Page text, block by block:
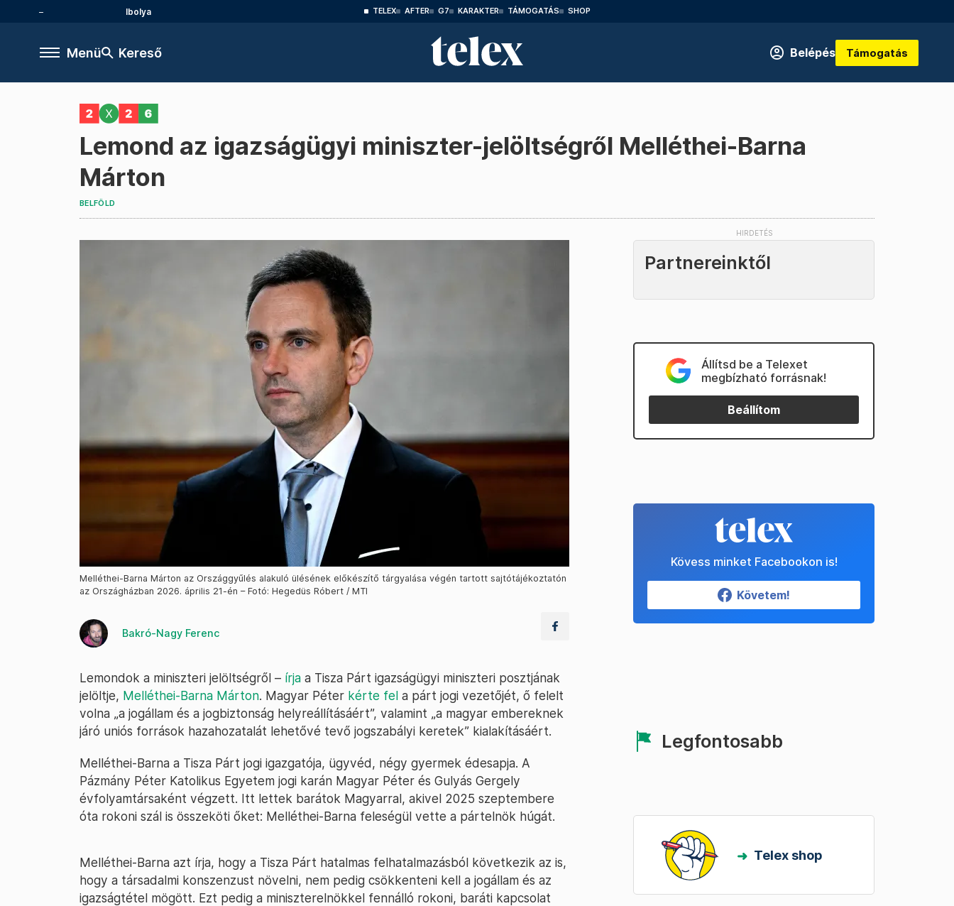
Ibolya TELEX AFTER G7 KARAKTER TÁMOGATÁS SHOP
Menü Kereső Belépés Támogatás
Lemond az igazságügyi miniszter-jelöltségről Melléthei-Barna
Márton
BELFÖLD
Melléthei-Barna Márton az Országgyűlés alakuló ülésének előkészítő tárgyalása végén tartott sajtótájékoztatón
az Országházban 2026. április 21-én – Fotó: Hegedüs Róbert / MTI
Bakró-Nagy Ferenc
Lemondok a miniszteri jelöltségről – írja a Tisza Párt igazságügyi miniszteri posztjának
jelöltje, Melléthei-Barna Márton. Magyar Péter kérte fel a párt jogi vezetőjét, ő felelt
volna „a jogállam és a jogbiztonság helyreállításáért”, valamint „a magyar embereknek
járó uniós források hazahozatalát lehetővé tevő jogszabályi keretek” kialakításáért.
Melléthei-Barna a Tisza Párt jogi igazgatója, ügyvéd, négy gyermek édesapja. A
Pázmány Péter Katolikus Egyetem jogi karán Magyar Péter és Gulyás Gergely
évfolyamtársaként végzett. Itt lettek barátok Magyarral, akivel 2025 szeptembere
óta rokoni szál is összeköti őket: Melléthei-Barna feleségül vette a pártelnök húgát.
Melléthei-Barna azt írja, hogy a Tisza Párt hatalmas felhatalmazásból következik az is,
hogy a társadalmi konszenzust növelni, nem pedig csökkenteni kell a jogállam és az
igazságtétel mögött. Ezt pedig a miniszterelnökkel fennálló rokoni, baráti kapcsolat
Partnereinktől
Állítsd be a Telexet
megbízható forrásnak!
Beállítom
Kövess minket Facebookon is!
Követem!
Legfontosabb
Telex shop